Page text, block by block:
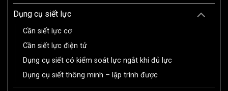
Dụng cụ siết lực
Cần siết lực cơ
Cần siết lực điện tử
Dụng cụ siết có kiểm soát lực ngắt khi đủ lực
Dụng cụ siết thông minh – lập trình được